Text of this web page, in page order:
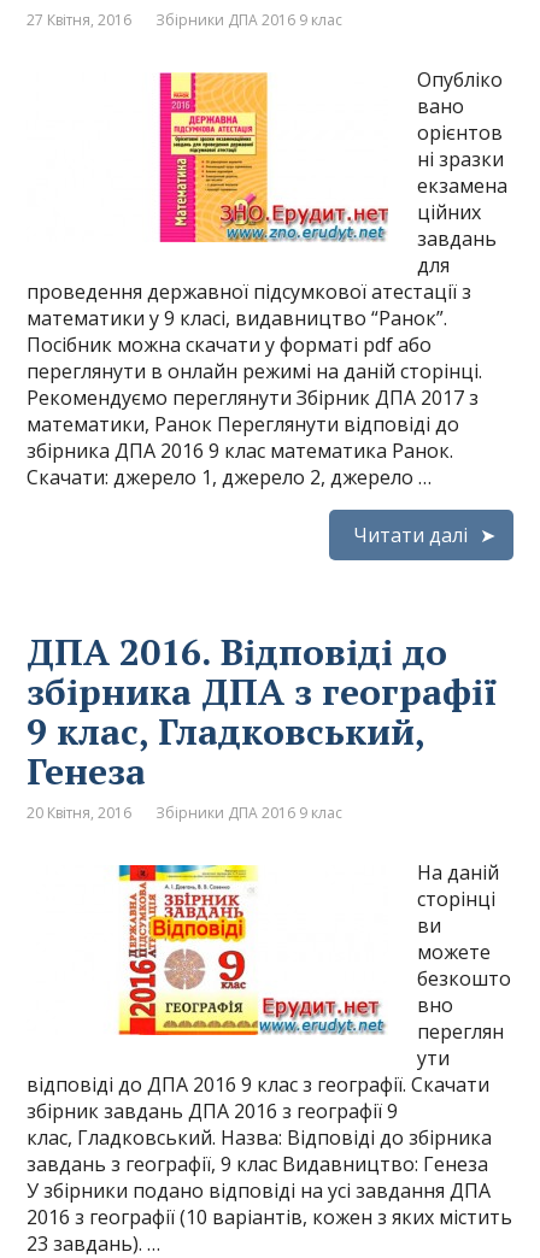
27 Квітня, 2016 Збірники ДПА 2016 9 клас
Опубліко
вано
орієнтов
ні зразки
екзамена
ційних
завдань
для
проведення державної підсумкової атестації з
математики у 9 класі, видавництво “Ранок”.
Посібник можна скачати у форматі pdf або
переглянути в онлайн режимі на даній сторінці.
Рекомендуємо переглянути Збірник ДПА 2017 з
математики, Ранок Переглянути відповіді до
збірника ДПА 2016 9 клас математика Ранок.
Скачати: джерело 1, джерело 2, джерело …
Читати далі
ДПА 2016. Відповіді до
збірника ДПА з географії
9 клас, Гладковський,
Генеза
20 Квітня, 2016 Збірники ДПА 2016 9 клас
На даній
сторінці
ви
можете
безкошто
вно
переглян
ути
відповіді до ДПА 2016 9 клас з географії. Скачати
збірник завдань ДПА 2016 з географії 9
клас, Гладковський. Назва: Відповіді до збірника
завдань з географії, 9 клас Видавництво: Генеза
У збірники подано відповіді на усі завдання ДПА
2016 з географії (10 варіантів, кожен з яких містить
23 завдань). …